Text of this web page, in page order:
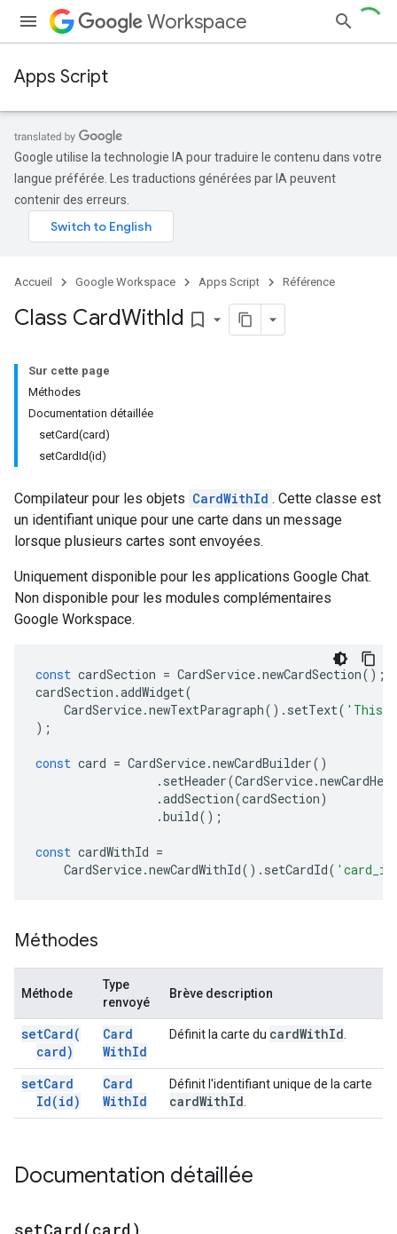
Workspace
Apps Script
Google utilise la technologie IA pour traduire le contenu dans votre
langue préférée. Les traductions générées par IA peuvent
contenir des erreurs.
Accueil Google Workspace Apps Script Référence
Class CardWithId bookmark_border
Sur cette page
Méthodes
Documentation détaillée
setCard(card)
setCardId(id)
Compilateur pour les objets CardWithId . Cette classe est
un identifiant unique pour une carte dans un message
lorsque plusieurs cartes sont envoyées.
Uniquement disponible pour les applications Google Chat.
Non disponible pour les modules complémentaires
Google Workspace.
const cardSection = CardService.newCardSection();
cardSection .addWidget(
CardService.newTextParagraph(). setText( 'This
);
const card = CardService.newCardBuilder()
. setHeader(CardService.
.addSection(cardSection)
.build();
const cardWithId =
CardService.newCardWithId(). setCardId(
Méthodes
Méthode
Type
renvoyé
Brève description
setCard(
card)
Card
WithId
Définit la carte du cardWithId
setCard
Id(id)
Card
WithId
Définit l'identifiant unique de la carte
cardWithId
Documentation détaillée
setCard(card)